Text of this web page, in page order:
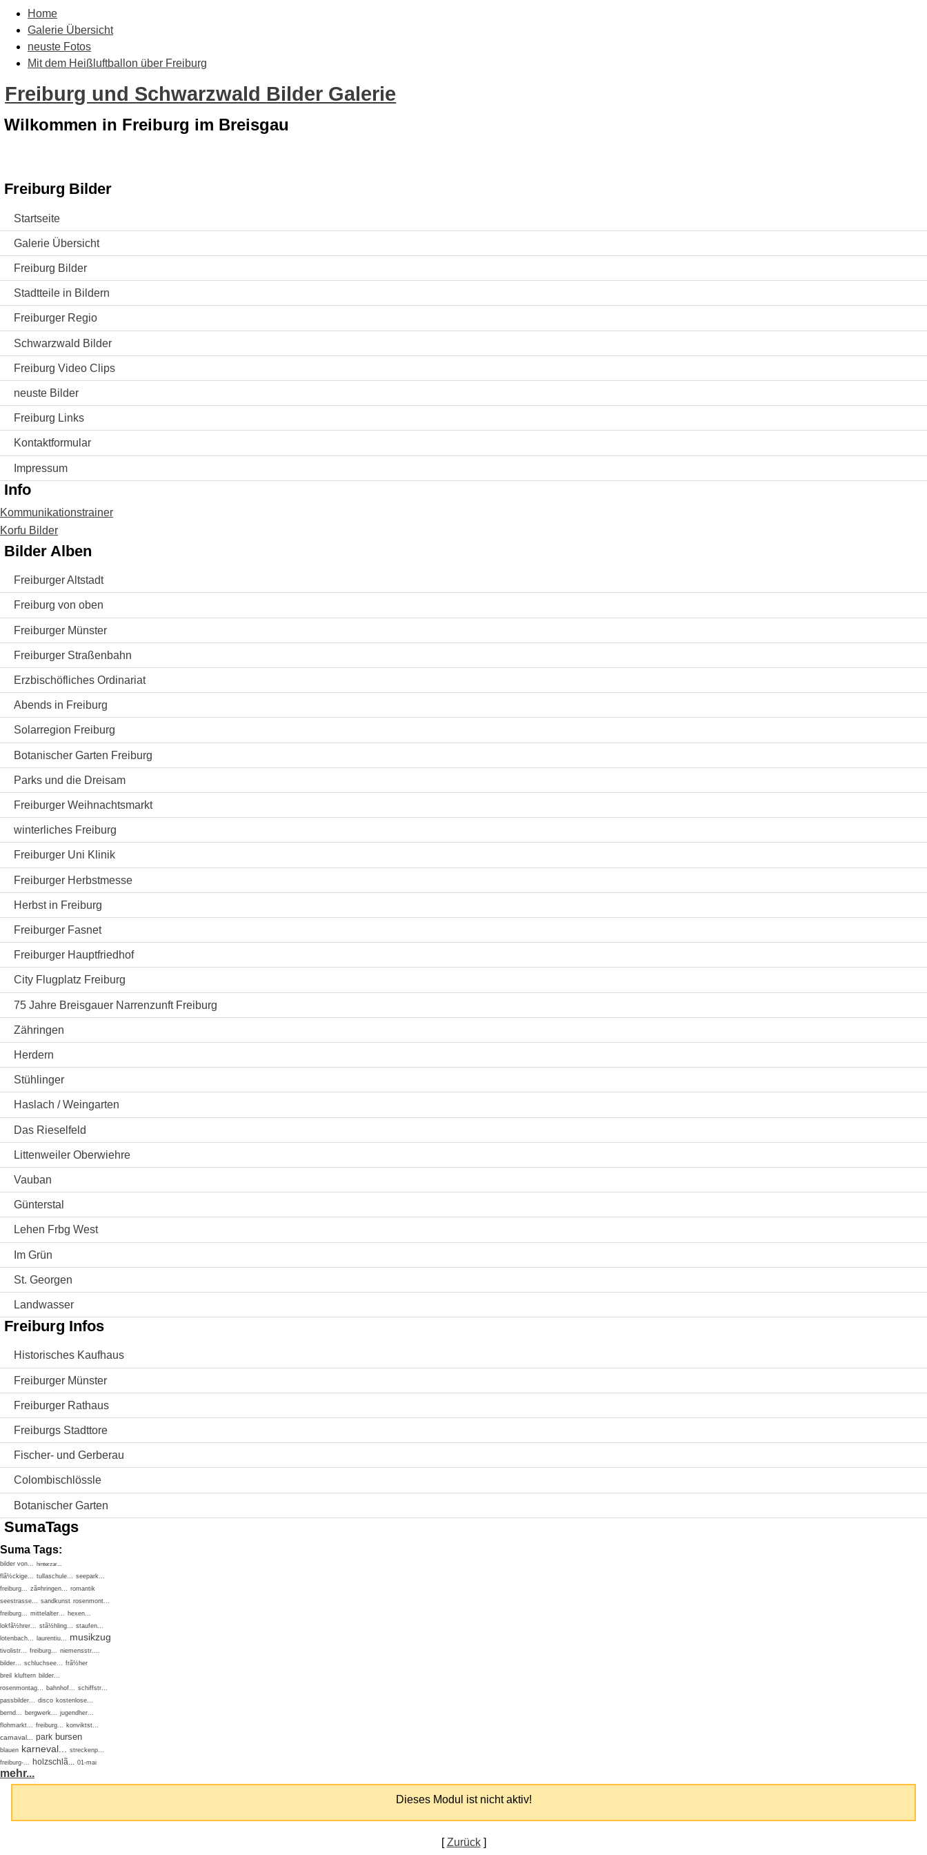
Home
Galerie Übersicht
neuste Fotos
Mit dem Heißluftballon über Freiburg
Freiburg und Schwarzwald Bilder Galerie
Wilkommen in Freiburg im Breisgau
Freiburg Bilder
Startseite
Galerie Übersicht
Freiburg Bilder
Stadtteile in Bildern
Freiburger Regio
Schwarzwald Bilder
Freiburg Video Clips
neuste Bilder
Freiburg Links
Kontaktformular
Impressum
Info
Kommunikationstrainer
Korfu Bilder
Bilder Alben
Freiburger Altstadt
Freiburg von oben
Freiburger Münster
Freiburger Straßenbahn
Erzbischöfliches Ordinariat
Abends in Freiburg
Solarregion Freiburg
Botanischer Garten Freiburg
Parks und die Dreisam
Freiburger Weihnachtsmarkt
winterliches Freiburg
Freiburger Uni Klinik
Freiburger Herbstmesse
Herbst in Freiburg
Freiburger Fasnet
Freiburger Hauptfriedhof
City Flugplatz Freiburg
75 Jahre Breisgauer Narrenzunft Freiburg
Zähringen
Herdern
Stühlinger
Haslach / Weingarten
Das Rieselfeld
Littenweiler Oberwiehre
Vauban
Günterstal
Lehen Frbg West
Im Grün
St. Georgen
Landwasser
Freiburg Infos
Historisches Kaufhaus
Freiburger Münster
Freiburger Rathaus
Freiburgs Stadttore
Fischer- und Gerberau
Colombischlössle
Botanischer Garten
SumaTags
Suma Tags:
bilder von... hinterzar...
flã½ckige... tullaschule... seepark...
freiburg... zã¤hringen... romantik
seestrasse... sandkunst rosenmont...
freiburg... mittelalter... hexen...
lokfã½hrer... stã½hling... staufen...
lotenbach...
laurentiu... musikzug
tivolistr... freiburg... niemensstr....
bilder... schluchsee... frã½her
breil
kluftern bilder...
rosenmontag... bahnhof... schiffstr...
passbilder... disco kostenlose...
bernd... bergwerk... jugendher...
flohmarkt... freiburg... konviktst...
carnaval... park bursen
blauen karneval...
streckenp...
freiburg-...
holzschlã... 01-mai
mehr...
Dieses Modul ist nicht aktiv!
Zurück]